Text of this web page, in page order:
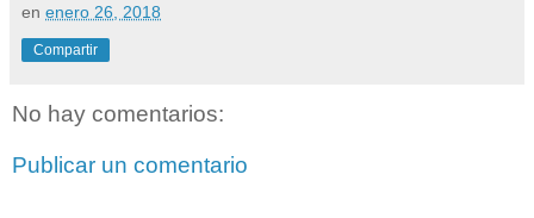
en enero 26, 2018
Compartir
No hay comentarios:
Publicar un comentario